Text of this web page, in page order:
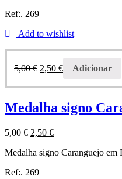
Ref:. 269
Add to wishlist
5,00€ 2,50 € Adicionar
Medalha signo
5,00€ 2,50 €
Medalha signo Caranguejo em
Ref:. 269